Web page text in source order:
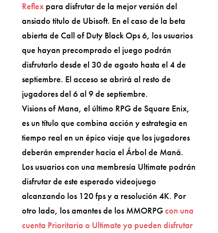
Reflexpara disfrutar de la mejor versión del
ansiado título de Ubisoft. En el caso de la beta
abierta de Call of Duty Black Ops 6, los usuarios
que hayan precomprado el juego podrán
disfrutarlo desde el 30 de agosto hasta el 4 de
septiembre. El acceso se abrirá al resto de
jugadores del 6 al 9 de septiembre.
Visions of Mana, el último RPG de Square Enix,
es un título que combina acción y estrategia en
tiempo real en un épico viaje que los jugadores
deberán emprender hacia el Árbol de Maná.
Los usuarios con una membresía Ultimate podrán
disfrutar de este esperado videojuego
alcanzando los 120 fps y a resolución 4K. Por
otro lado, los amantes de los MMORPGcon una
cuenta Prioritaria o Ultimate ya pueden disfrutar